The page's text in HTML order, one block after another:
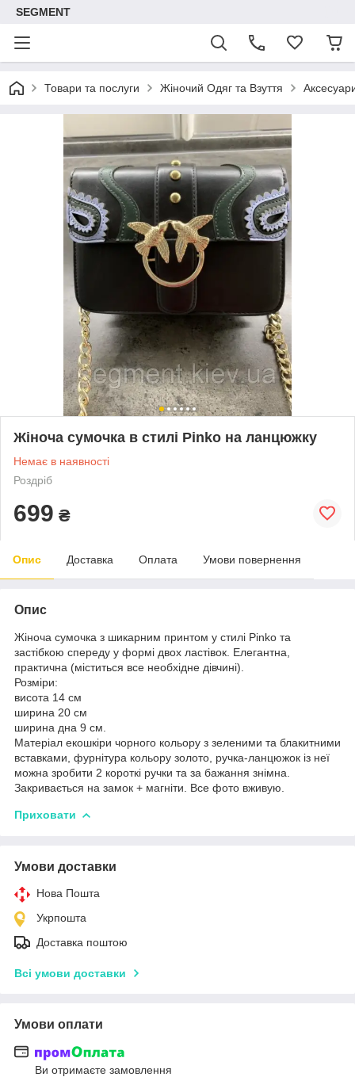
SEGMENT
Товари та послуги Жіночий Одяг та Взуття
Жіноча сумочка в стилі Pinko на ланцюжку
Немає в наявності
Роздріб
699 ₴
Опис Доставка Оплата Умови повернення
Опис
Жіноча сумочка з шикарним принтом у стилі Pinko та
застібкою спереду у формі двох ластівок. Елегантна,
практична (міститься все необхідне дівчині).
Розміри:
висота 14 см
ширина 20 см
ширина дна 9 см.
Матеріал екошкіри чорного кольору з зеленими та блакитними
вставками, фурнітура кольору золото, ручка-ланцюжок із неї
можна зробити 2 короткі ручки та за бажання знімна.
Закривається на замок + магніти. Все фото вживую.
Приховати
Умови доставки
Нова Пошта
Укрпошта
Доставка поштою
Всі умови доставки
Умови оплати
Ви отримаєте замовлення